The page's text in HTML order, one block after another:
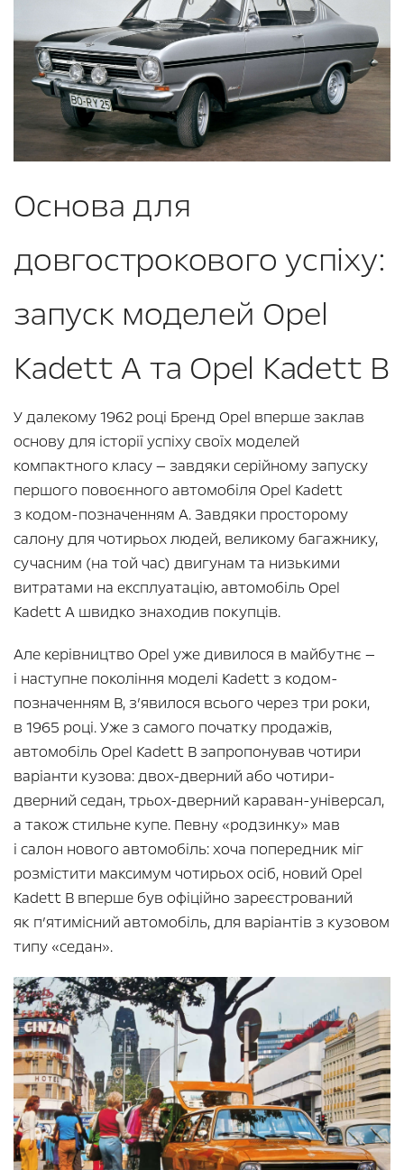
Основа для
довгострокового успіху:
запуск моделей Opel
Kadett A та Opel Kadett B
У далекому 1962 році Бренд Opel вперше заклав
основу для історії успіху своїх моделей
компактного класу — завдяки серійному запуску
першого повоєнного автомобіля Opel Kadett
з кодом-позначенням A. Завдяки просторому
салону для чотирьох людей, великому багажнику,
сучасним (на той час) двигунам та низькими
витратами на експлуатацію, автомобіль Opel
Kadett A швидко знаходив покупців.
Але керівництво Opel уже дивилося в майбутнє —
і наступне покоління моделі Kadett з кодом-
позначенням В, з’явилося всього через три роки,
в 1965 році. Уже з самого початку продажів,
автомобіль Opel Kadett B запропонував чотири
варіанти кузова: двох-дверний або чотири-
дверний седан, трьох-дверний караван-універсал,
а також стильне купе. Певну «родзинку» мав
і салон нового автомобіль: хоча попередник міг
розмістити максимум чотирьох осіб, новий Opel
Kadett B вперше був офіційно зареєстрований
як п’ятимісний автомобіль, для варіантів з кузовом
типу «седан».